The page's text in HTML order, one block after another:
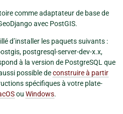
comme adaptateur de base de
avec PostGIS.
d’installer les paquets suivants :
postgresql-server-dev-x.x,
à la version de PostgreSQL que
possible deconstruire à partir
spécifiques à votre plate-
ou Windows.